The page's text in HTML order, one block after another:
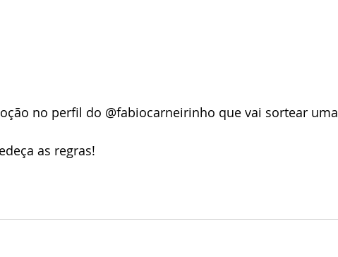
no perfil do @fabiocarneirinho que vai sortear uma
as regras!